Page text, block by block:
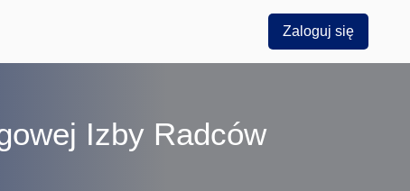
Zaloguj się
Izby Radców